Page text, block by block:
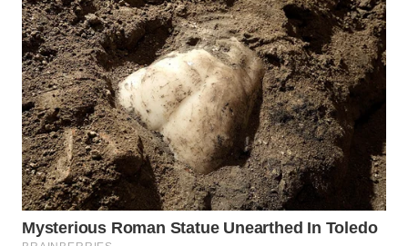
WN
NIAS
WN
LANGKAT
WN
TAPANULI
SELATAN
WN